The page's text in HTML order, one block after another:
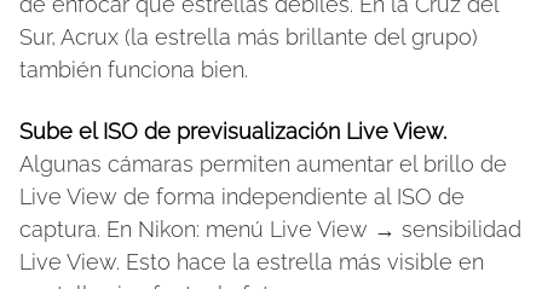
Sur, Acrux (la estrella más brillante del grupo)
también funciona bien.
Sube el ISO de previsualización Live View.
Algunas cámaras permiten aumentar el brillo de
Live View de forma independiente al ISO de
captura. En Nikon: menú Live View → sensibilidad
Live View. Esto hace la estrella más visible en